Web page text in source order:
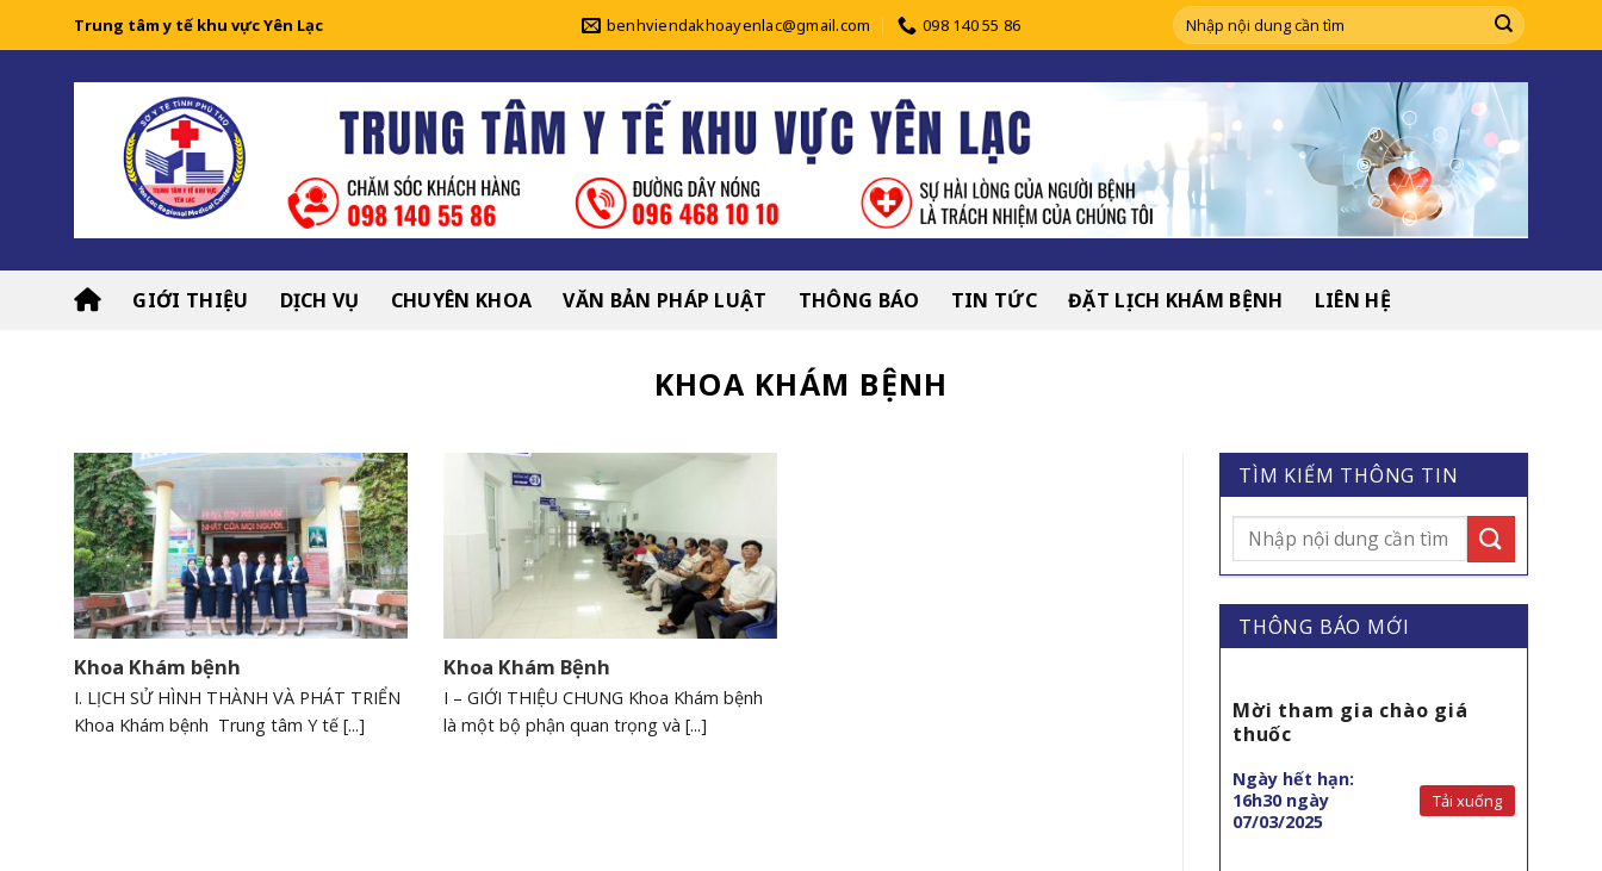
Trung tâm y tế khu vực Yên Lạc benhviendakhoayenlac@gmail.com 098 140 55 86
GIỚI THIỆU DỊCH VỤ CHUYÊN KHOA VĂN BẢN PHÁP LUẬT THÔNG BÁO TIN TỨC ĐẶT LỊCH KHÁM BỆNH LIÊN HỆ
KHOA KHÁM BỆNH
Khoa Khám bệnh
I. LỊCH SỬ HÌNH THÀNH VÀ PHÁT TRIỂN
Khoa Khám bệnh Trung tâm Y tế [...]
Khoa Khám Bệnh
I – GIỚI THIỆU CHUNG Khoa Khám bệnh
là một bộ phận quan trọng và [...]
TÌM KIẾM THÔNG TIN
THÔNG BÁO MỚI
Mời tham gia chào giá
thuốc
Ngày hết hạn:
16h30 ngày
07/03/2025
Tải xuống
V/v báo cáo danh sách
người đăng ký thực hành
V/v báo cáo danh sách
người thực hành đã hoàn
Thư mời báo giá cho gói
thầu thay thế vật tư hệ